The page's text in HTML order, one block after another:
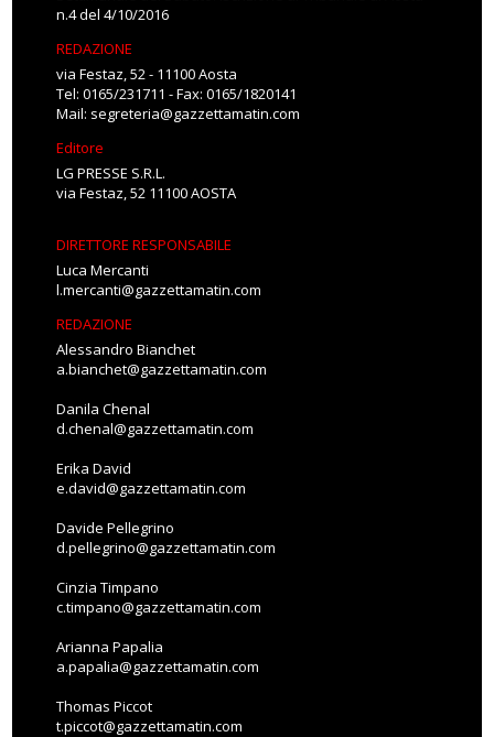
n.4 del 4/10/2016
REDAZIONE
via Festaz, 52 - 11100 Aosta
Tel: 0165/231711 - Fax: 0165/1820141
Mail: segreteria@gazzettamatin.com
Editore
LG PRESSE S.R.L.
via Festaz, 52 11100 AOSTA
DIRETTORE RESPONSABILE
Luca Mercanti
l.mercanti@gazzettamatin.com
REDAZIONE
Alessandro Bianchet
a.bianchet@gazzettamatin.com
Danila Chenal
d.chenal@gazzettamatin.com
Erika David
e.david@gazzettamatin.com
Davide Pellegrino
d.pellegrino@gazzettamatin.com
Cinzia Timpano
c.timpano@gazzettamatin.com
Arianna Papalia
a.papalia@gazzettamatin.com
Thomas Piccot
t.piccot@gazzettamatin.com